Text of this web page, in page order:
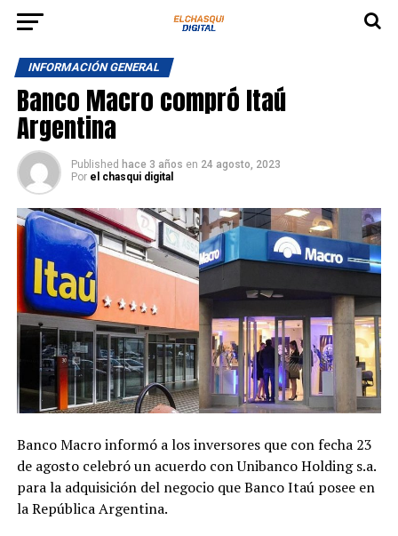
INFORMACIÓN GENERAL
Banco Macro compró Itaú
Argentina
Published hace 3 años en 24 agosto, 2023
Por el chasqui digital
Banco Macro informó a los inversores que con fecha 23
de agosto celebró un acuerdo con Unibanco Holding s.a.
para la adquisición del negocio que Banco Itaú posee en
la República Argentina.